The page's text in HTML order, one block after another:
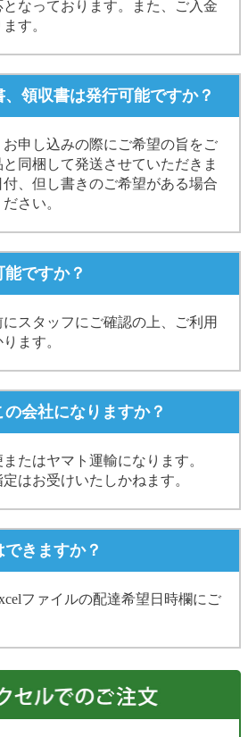
なっております。また、ご入金
す。
領収書は発行可能ですか？
申し込みの際にご希望の旨をご
同梱して発送させていただきま
、但し書きのご希望がある場合
さい。
ですか？
スタッフにご確認の上、ご利用
ます。
会社になりますか？
たはヤマト運輸になります。
はお受けいたしかねます。
きますか？
ファイルの配達希望日時欄にご